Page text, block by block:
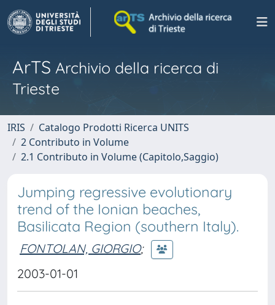
ArTS Archivio della ricerca di
Trieste
IRIS
Catalogo Prodotti Ricerca UNITS
2 Contributo in Volume
2.1 Contributo in Volume (Capitolo,Saggio)
Jumping regressive evolutionary
trend of the Ionian beaches,
Basilicata Region (southern Italy).
FONTOLAN, GIORGIO;
2003-01-01